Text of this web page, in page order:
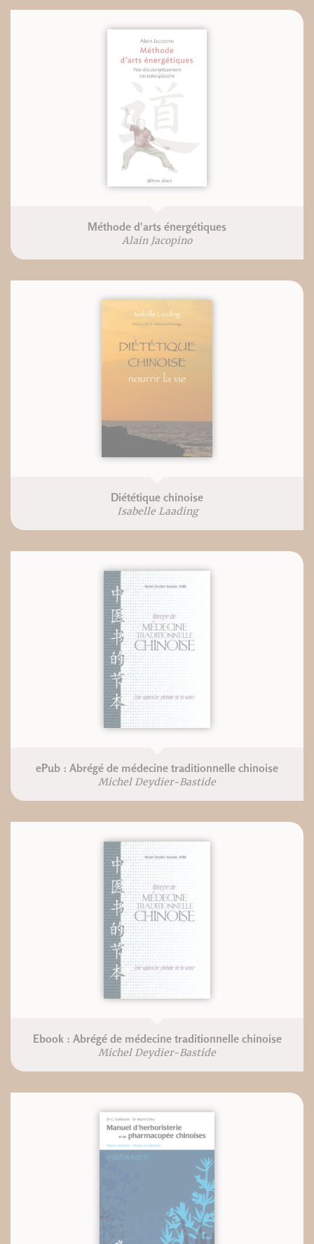
Méthode d'arts énergétiques
Alain Jacopino
Diététique chinoise
Isabelle Laading
ePub : Abrégé de médecine traditionnelle chinoise
Michel Deydier-Bastide
Ebook : Abrégé de médecine traditionnelle chinoise
Michel Deydier-Bastide